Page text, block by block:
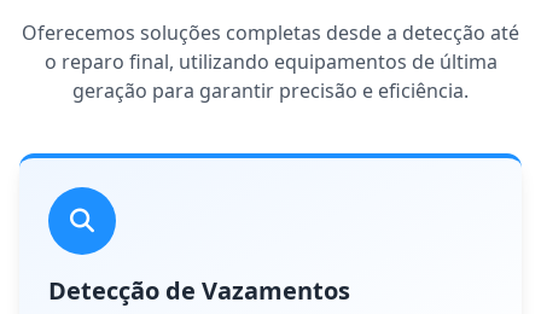
Oferecemos soluções completas desde a detecção até
o reparo final, utilizando equipamentos de última
geração para garantir precisão e eficiência.
Detecção de Vazamentos